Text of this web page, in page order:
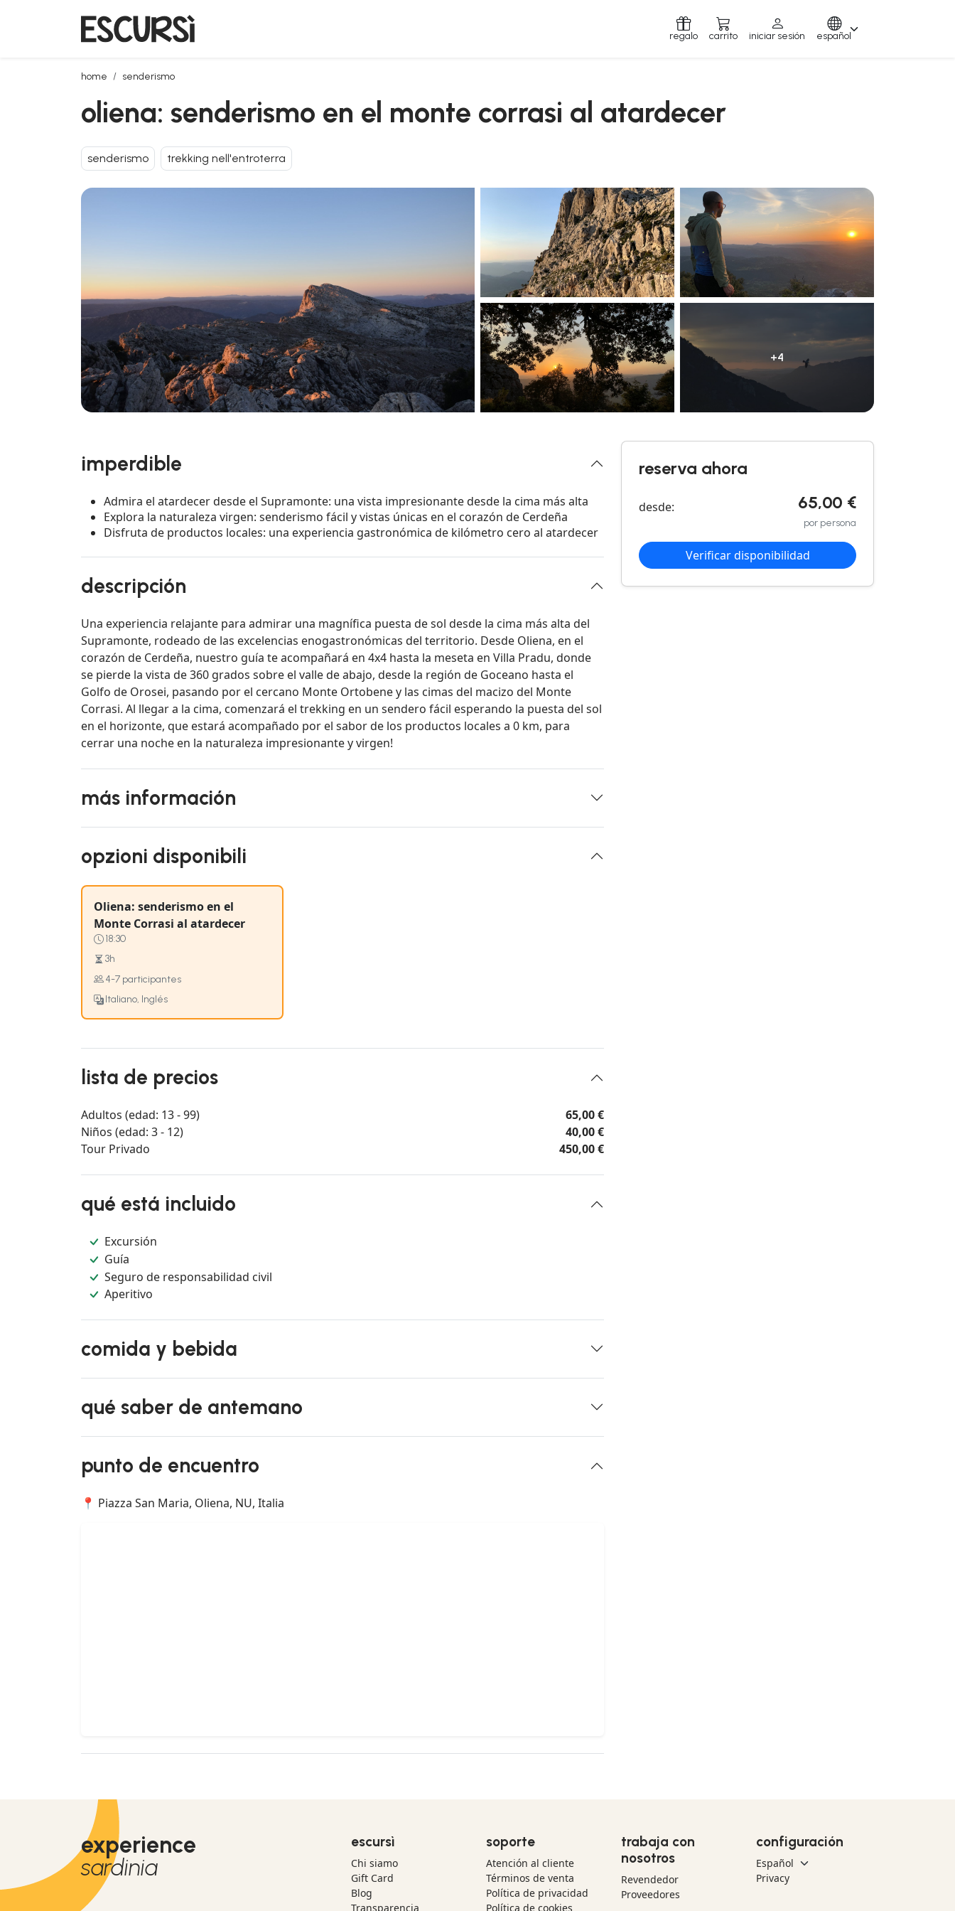
regalo carrito iniciar sesión español
home senderismo
oliena: senderismo en el monte corrasi al atardecer
oliena: senderismo en el monte corrasi al atardecer
senderismo trekking nell'entroterra
+4
imperdible
Admira el atardecer desde el Supramonte: una vista impresionante desde la cima más alta
Explora la naturaleza virgen: senderismo fácil y vistas únicas en el corazón de Cerdeña
Disfruta de productos locales: una experiencia gastronómica de kilómetro cero al atardecer
descripción
Una experiencia relajante para admirar una magnífica puesta de sol desde la cima más alta del
Supramonte, rodeado de las excelencias enogastronómicas del territorio. Desde Oliena, en el
corazón de Cerdeña, nuestro guía te acompañará en 4x4 hasta la meseta en Villa Pradu, donde
se pierde la vista de 360 grados sobre el valle de abajo, desde la región de Goceano hasta el
Golfo de Orosei, pasando por el cercano Monte Ortobene y las cimas del macizo del Monte
Corrasi. Al llegar a la cima, comenzará el trekking en un sendero fácil esperando la puesta del sol
en el horizonte, que estará acompañado por el sabor de los productos locales a 0 km, para
cerrar una noche en la naturaleza impresionante y virgen!
más información
opzioni disponibili
Oliena: senderismo en el
Monte Corrasi al atardecer
18:30
3h
4-7 participantes
Italiano, Inglés
lista de precios
Adultos (edad: 13 - 99)
65,00 €
Niños (edad: 3 - 12)
40,00 €
Tour Privado
450,00 €
qué está incluido
Excursión
Guía
Seguro de responsabilidad civil
Aperitivo
comida y bebida
qué saber de antemano
punto de encuentro
📍 Piazza San Maria, Oliena, NU, Italia
reserva ahora
desde: 65,00 €
por persona
Verificar disponibilidad
experience
sardinia
escursì
Chi siamo
Gift Card
Blog
Transparencia
soporte
Atención al cliente
Términos de venta
Política de privacidad
Política de cookies
trabaja con
nosotros
Revendedor
Proveedores
configuración
Privacy